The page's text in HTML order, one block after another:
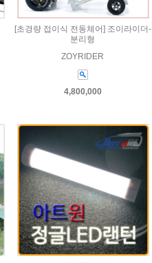
[초경량 접이식 전동체어] 조이라이더-
분리형
ZOYRIDER
4,800,000